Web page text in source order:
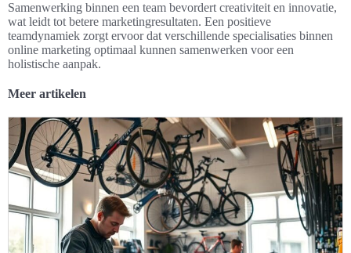
Samenwerking binnen een team bevordert creativiteit en innovatie,
wat leidt tot betere marketingresultaten. Een positieve
teamdynamiek zorgt ervoor dat verschillende specialisaties binnen
online marketing optimaal kunnen samenwerken voor een
holistische aanpak.
Meer artikelen